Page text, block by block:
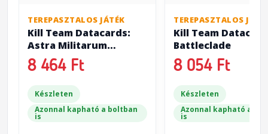
TEREPASZTALOS JÁTÉK
Kill Team Datacards:
Astra Militarum
Ratlings
8 464 Ft
Készleten
Azonnal kapható a boltban
is
TEREPASZTALOS
Kill Team
Battleclade
8 054 Ft
Készleten
Azonnal kapható a
is